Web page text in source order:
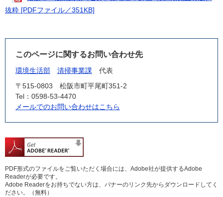
抜粋 [PDFファイル／351KB]
このページに関するお問い合わせ先
環境生活部 清掃事業課
代表
〒515-0803
松阪市町平尾町351-2
Tel：0598-53-4470
メールでのお問い合わせはこちら
PDF形式のファイルをご覧いただく場合には、Adobe社が提供するAdobe
Readerが必要です。
Adobe Readerをお持ちでない方は、バナーのリンク先からダウンロードしてく
ださい。（無料）